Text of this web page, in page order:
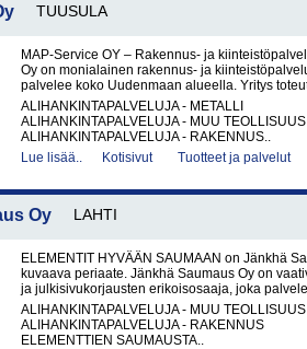
TUUSULA
MAP-Service OY – Rakennus- ja
Oy on monialainen rakennus- ja
palvelee koko Uudenmaan alueella. Yritys
ALIHANKINTAPALVELUJA - METALLI
ALIHANKINTAPALVELUJA - MUU TEOLLISUUS
ALIHANKINTAPALVELUJA - RAKENNUS..
Lue lisää..
Kotisivut Tuotteet ja palvelut
Oy LAHTI
ELEMENTIT HYVÄÄN SAUMAAN on Jänkhä
kuvaava periaate. Jänkhä Saumaus Oy on
ja julkisivukorjausten erikoisosaaja, joka
ALIHANKINTAPALVELUJA - MUU TEOLLISUUS
ALIHANKINTAPALVELUJA - RAKENNUS
ELEMENTTIEN SAUMAUSTA..